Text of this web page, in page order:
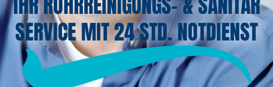
SERVICE MIT 24 STD. NOTDIENST